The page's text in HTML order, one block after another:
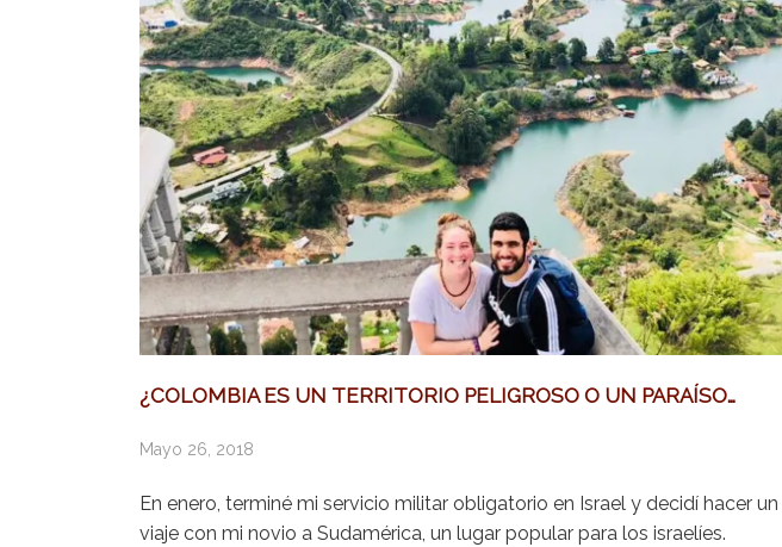
¿COLOMBIA ES UN TERRITORIO PELIGROSO O UN PARAÍSO…
Mayo 26, 2018
En enero, terminé mi servicio militar obligatorio en Israel y decidí hacer un
viaje con mi novio a Sudamérica, un lugar popular para los israelíes.